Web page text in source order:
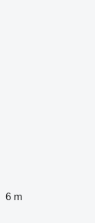
6 m